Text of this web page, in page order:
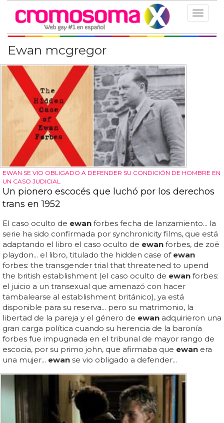
Toggle
Ewan mcgregor
EWAN SE VIO OBLIGADO A DEFENDER SU CONDICIÓN DE HOMBRE EN
UN CASO JUDICIAL
Un pionero escocés que luchó por los derechos
trans en 1952
El caso oculto de ewan forbes fecha de lanzamiento... la
serie ha sido confirmada por synchronicity films, que está
adaptando el libro el caso oculto de ewan forbes, de zoë
playdon... el libro, titulado the hidden case of ewan
forbes: the transgender trial that threatened to upend
the british establishment (el caso oculto de ewan forbes:
el juicio a un transexual que amenazó con hacer
tambalearse al establishment británico), ya está
disponible para su reserva... pero su matrimonio, la
libertad de la pareja y el género de ewan adquirieron una
gran carga política cuando su herencia de la baronía
forbes fue impugnada en el tribunal de mayor rango de
escocia, por su primo john, que afirmaba que ewan era
una mujer... ewan se vio obligado a defender...